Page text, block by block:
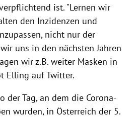
ist. "Lernen wir
den Inzidenzen und
nicht nur der
uns in den nächsten Jahren
wir z.B. weiter Masken in
Elling auf Twitter.
der Tag, an dem die Corona-
wurden, in Österreich der 5.